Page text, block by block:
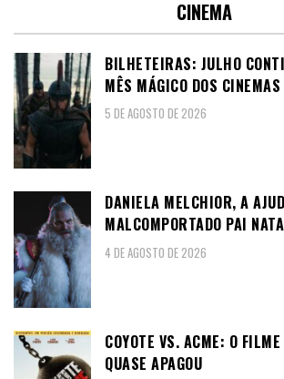
CINEMA
BILHETEIRAS: JULHO
MÊS MÁGICO DOS CINEMAS
5 DE AGOSTO DE 2026
DANIELA MELCHIOR, A
MALCOMPORTADO PAI
4 DE AGOSTO DE 2026
COYOTE VS. ACME: O FILME
QUASE APAGOU